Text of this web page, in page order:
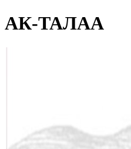
АК-ТАЛАА